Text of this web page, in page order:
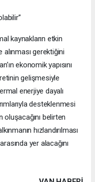
kaynakların etkin
gerektiğini
ekonomik yapısını
gelişmesiyle
enerjiye dayalı
desteklenmesi
oluşacağını belirten
hızlandırılması
yer alacağını